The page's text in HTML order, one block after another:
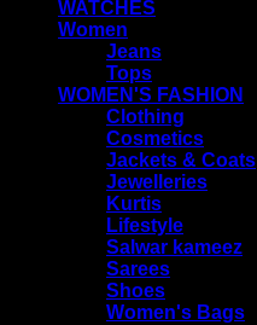
WATCHES
Women
Jeans
Tops
WOMEN'S FASHION
Clothing
Cosmetics
Jackets & Coats
Jewelleries
Kurtis
Lifestyle
Salwar kameez
Sarees
Shoes
Women's Bags